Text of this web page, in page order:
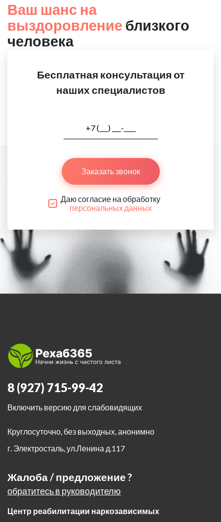
Ваш шанс на
выздоровление близкого
человека
Бесплатная консультация от
наших специалистов
Заказать звонок
Даю согласие на обработку
персональных данных
8 (927) 715-99-42
Включить версию для слабовидящих
Круглосуточно, без выходных, анонимно
г. Электросталь,ул.Ленина д.117
Жалоба / предложение ?
обратитесь в руководителю
Центр реабилитации наркозависимых